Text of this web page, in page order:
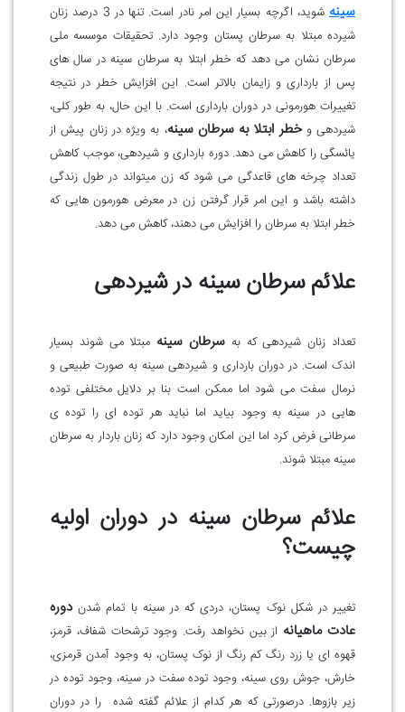
سینه
شوید، اگرچه بسیار این امر نادر است. تنها در 3 درصد زنان
شیرده مبتلا به سرطان پستان وجود دارد. تحقیقات موسسه ملی
سرطان نشان می دهد که خطر ابتلا به سرطان سینه در سال های
پس از بارداری و زایمان بالاتر است. این افزایش خطر در نتیجه
تغییرات هورمونی در دوران بارداری است. با این حال، به طور کلی،
شیردهی و خطر ابتلا به سرطان سینه، به ویژه در زنان پیش از
یائسگی را کاهش می دهد. دوره بارداری و شیردهی، موجب کاهش
تعداد چرخه های قاعدگی می شود که زن میتواند در طول زندگی
داشته باشد و این امر قرار گرفتن زن در معرض هورمون هایی که
خطر ابتلا به سرطان را افزایش می دهند، کاهش می دهد.
علائم سرطان سینه در شیردهی
تعداد زنان شیردهی که به سرطان سینه مبتلا می شوند بسیار
اندک است. در دوران بارداری و شیردهی سینه به صورت طبیعی و
نرمال سفت می شود اما ممکن است بنا بر دلایل مختلفی توده
هایی در سینه به وجود بیاید اما نباید هر توده ای را توده ی
سرطانی فرض کرد اما این امکان وجود دارد که زنان باردار به سرطان
سینه مبتلا شوند.
علائم سرطان سینه در دوران اولیه
چیست؟
تغییر در شکل نوک پستان، دردی که در سینه با تمام شدندوره
عادت ماهیانه از بین نخواهد رفت. وجود ترشحات شفاف، قرمز،
قهوه ای یا زرد رنگ کم رنگ از نوک پستان، به وجود آمدن قرمزی،
خارش، جوش روی سینه، وجود توده سفت در سینه، وجود توده در
زیر بازوها. درصورتی که هر کدام از علائم گفته شده را در دوران